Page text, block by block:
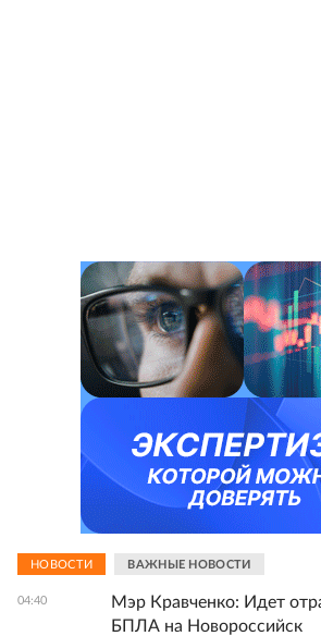
НОВОСТИ ВАЖНЫЕ НОВОСТИ
04:40
Мэр Кравченко: Идет
БПЛА на Новороссийск